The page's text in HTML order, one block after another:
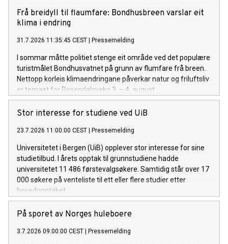
Frå breidyll til flaumfare: Bondhusbreen varslar eit
klima i endring
31.7.2026 11:35:45 CEST Pressemelding
I sommar måtte politiet stenge eit område ved det populære
turistmålet Bondhusvatnet på grunn av flumfare frå breen.
Nettopp korleis klimaendringane påverkar natur og friluftsliv
er temaet for Rosendalsveko 3. – 4. august.
Stor interesse for studiene ved UiB
23.7.2026 11:00:00 CEST Pressemelding
Universitetet i Bergen (UiB) opplever stor interesse for sine
studietilbud. I årets opptak til grunnstudiene hadde
universitetet 11 486 førstevalgsøkere. Samtidig står over 17
000 søkere på venteliste til ett eller flere studier etter
hovedopptaket.
På sporet av Norges huleboere
3.7.2026 09:00:00 CEST Pressemelding